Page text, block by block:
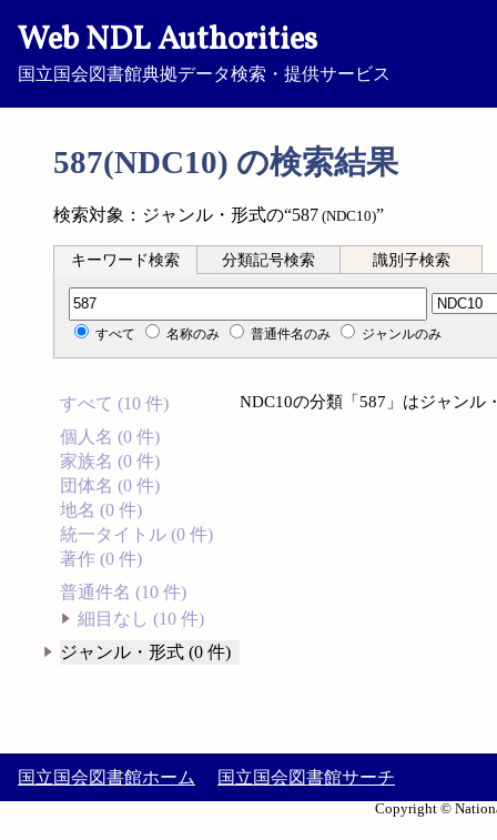
Web NDL Authorities
国立国会図書館典拠データ検索・提供サービス
587(NDC10) の検索結果
検索対象：ジャンル・形式の“587 (NDC10)”
キーワード検索 分類記号検索 識別子検索
分類記号検索
すべて 名称のみ 普通件名のみ ジャンルのみ
すべて (10 件)
個人名 (0 件)
家族名 (0 件)
団体名 (0 件)
地名 (0 件)
統一タイトル (0 件)
著作 (0 件)
普通件名 (10 件)
細目なし (10 件)
ジャンル・形式 (0 件)
NDC10の分類「587」はジャンル
国立国会図書館ホーム 国立国会図書館サーチ
Copyright ©